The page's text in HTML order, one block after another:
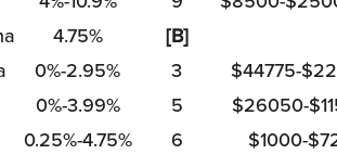
4.75%
[B]
0%-2.95% 3
$44775-
0%-3.99% 5
$26050-
0.25%-4.75% 6
$1000-